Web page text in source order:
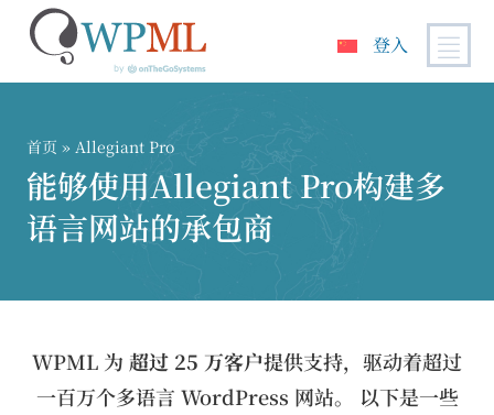
登入
首页 » Allegiant Pro
能够使用Allegiant Pro构建多
语言网站的承包商
WPML 为 超过 25 万客户提供支持，驱动着超过
一百万个多语言 WordPress 网站。 以下是一些